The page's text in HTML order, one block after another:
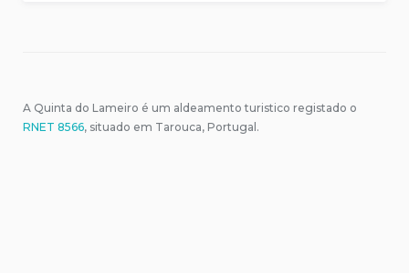
A Quinta do Lameiro é um aldeamento turistico registado o
RNET 8566, situado em Tarouca, Portugal.